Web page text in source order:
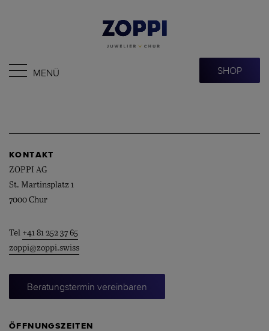
MENÜ SHOP
KONTAKT
ZOPPI AG
St. Martinsplatz 1
7000 Chur
Tel +41 81 252 37 65
zoppi@zoppi.swiss
Beratungstermin vereinbaren
ÖFFNUNGSZEITEN